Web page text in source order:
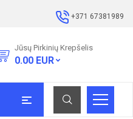
+371 67381989
Jūsų Pirkinių Krepšelis
0.00 EUR